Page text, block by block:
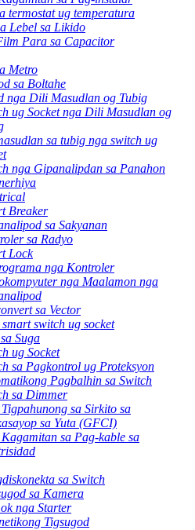
termostat ug temperatura
Lebel sa Likido
Para sa Capacitor
Metro
sa Boltahe
nga Dili Masudlan og Tubig
ug Socket nga Dili Masudlan og
sa tubig nga switch ug
nga Gipanalipdan sa Panahon
Breaker
sa Sakyanan
sa Radyo
Lock
nga Kontroler
nga Maalamon nga
sa Vector
switch ug socket
Suga
ug Socket
sa Pagkontrol ug Proteksyon
Pagbalhin sa Switch
sa Dimmer
sa Sirkito sa
sa Yuta (GFCI)
sa Pag-kable sa
sa Switch
sa Kamera
nga Starter
Tigsugod